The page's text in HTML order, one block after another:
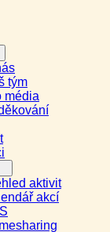
tým
média
aktivit
akcí